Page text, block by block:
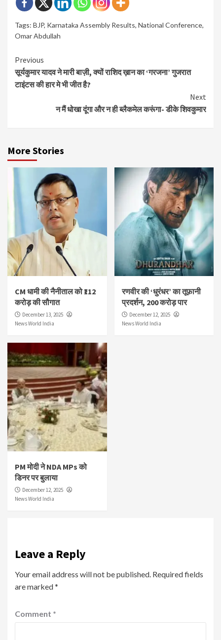
Tags: BJP, Karnataka Assembly Results, National Conference,
Omar Abdullah
Continue
Reading
Previous
सूर्यकुमार यादव ने मारी बाज़ी, क्यों राशिद ख़ान का ‘गरजना’ गुजरात
टाइंटस की हार मे भी जीत है?
Next
न मैं धोखा दूंगा और न ही ब्लैकमेल करूंगा- डीके शिवकुमार
More Stories
CM धामी की नैनीताल को ₹112
करोड़ की सौगात
December 13, 2025
News World India
रणवीर की ‘धुरंधर’ का तूफ़ानी
प्रदर्शन, 200 करोड़ पार
December 12, 2025
News World India
PM मोदी ने NDA MPs को
डिनर पर बुलाया
December 12, 2025
News World India
Leave a Reply
Your email address will not be published. Required fields
are marked*
Comment *